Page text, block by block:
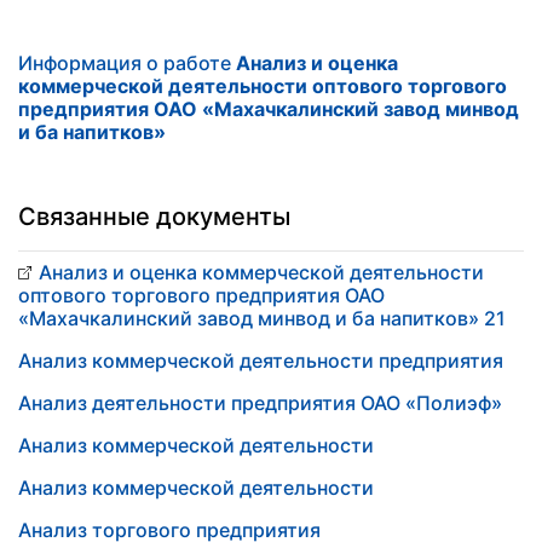
Информация о работе Анализ и оценка
коммерческой деятельности оптового торгового
предприятия ОАО «Махачкалинский завод минвод
и ба напитков»
Связанные документы
Анализ и оценка коммерческой деятельности
оптового торгового предприятия ОАО
«Махачкалинский завод минвод и ба напитков» 21
Анализ коммерческой деятельности предприятия
Анализ деятельности предприятия ОАО «Полиэф»
Анализ коммерческой деятельности
Анализ коммерческой деятельности
Анализ торгового предприятия